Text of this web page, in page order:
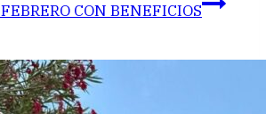
FEBRERO CON BENEFICIOS